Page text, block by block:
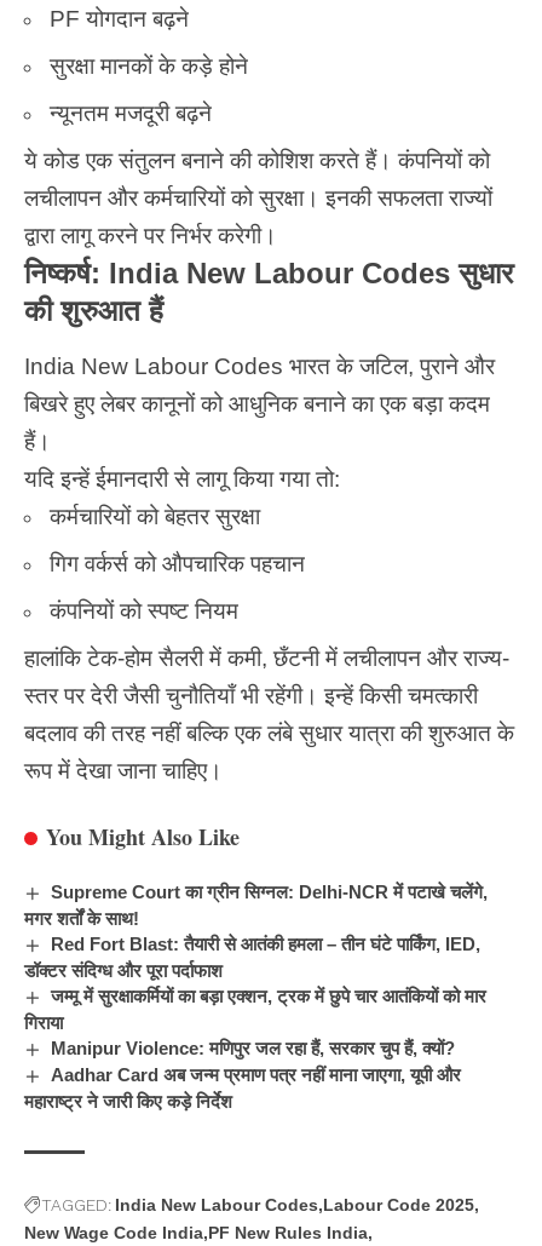
PF योगदान बढ़ने
सुरक्षा मानकों के कड़े होने
न्यूनतम मजदूरी बढ़ने
ये कोड एक संतुलन बनाने की कोशिश करते हैं। कंपनियों को
लचीलापन और कर्मचारियों को सुरक्षा। इनकी सफलता राज्यों
द्वारा लागू करने पर निर्भर करेगी।
निष्कर्ष: India New Labour Codes सुधार
की शुरुआत हैं
India New Labour Codes भारत के जटिल, पुराने और
बिखरे हुए लेबर कानूनों को आधुनिक बनाने का एक बड़ा कदम
हैं।
यदि इन्हें ईमानदारी से लागू किया गया तो:
कर्मचारियों को बेहतर सुरक्षा
गिग वर्कर्स को औपचारिक पहचान
कंपनियों को स्पष्ट नियम
हालांकि टेक-होम सैलरी में कमी, छँटनी में लचीलापन और राज्य-
स्तर पर देरी जैसी चुनौतियाँ भी रहेंगी। इन्हें किसी चमत्कारी
बदलाव की तरह नहीं बल्कि एक लंबे सुधार यात्रा की शुरुआत के
रूप में देखा जाना चाहिए।
You Might Also Like
Supreme Court का ग्रीन सिग्नल: Delhi-NCR में पटाखे चलेंगे,
मगर शर्तों के साथ!
Red Fort Blast: तैयारी से आतंकी हमला – तीन घंटे पार्किंग, IED,
डॉक्टर संदिग्ध और पूरा पर्दाफाश
जम्मू में सुरक्षाकर्मियों का बड़ा एक्शन, ट्रक में छुपे चार आतंकियों को मार
गिराया
Manipur Violence: मणिपुर जल रहा हैं, सरकार चुप हैं, क्यों?
Aadhar Card अब जन्म प्रमाण पत्र नहीं माना जाएगा, यूपी और
महाराष्ट्र ने जारी किए कड़े निर्देश
TAGGED: India New Labour Codes Labour Code 2025
New Wage Code India PF New Rules India